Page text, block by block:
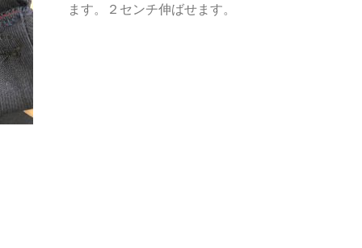
ます。２センチ伸ばせます。